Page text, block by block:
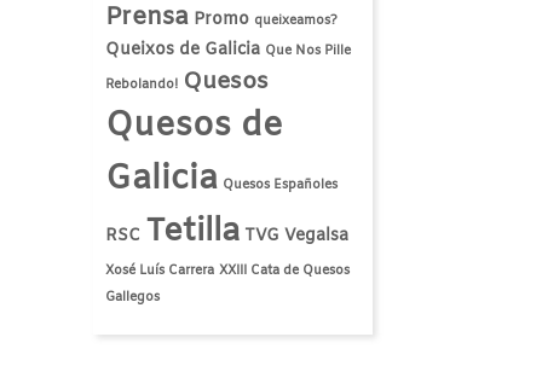
Prensa Promo queixeamos?
Queixos de Galicia Que Nos Pille
Rebolando! Quesos
Quesos de
Galicia Quesos Españoles
RSC Tetilla TVG Vegalsa
Xosé Luís Carrera XXIII Cata de Quesos
Gallegos